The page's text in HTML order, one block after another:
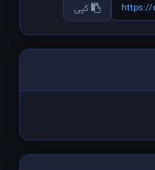
https:// کپی